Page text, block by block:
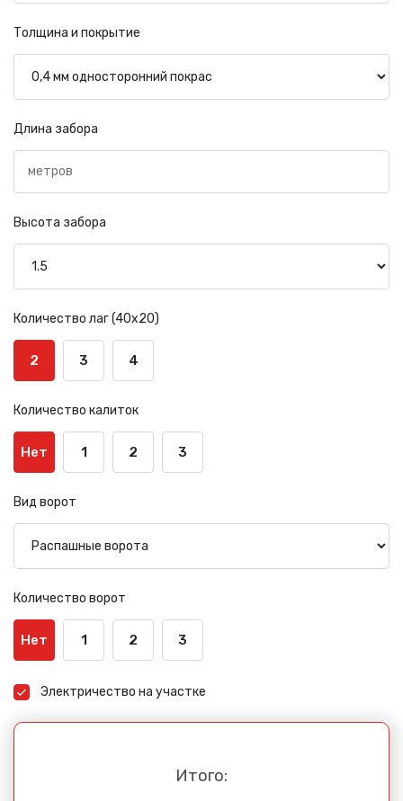
Толщина и покрытие
Длина забора
Высота забора
Количество лаг (40х20)
2 3 4
Количество калиток
Нет 1 2 3
Вид ворот
Количество ворот
Нет 1 2 3
Электричество на участке
Итого:
Сообщение успешно
отправлено
Спасибо за обращение, наш специалист свяжется с